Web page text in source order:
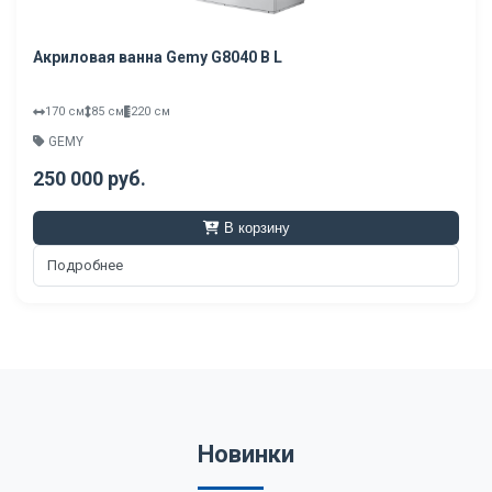
Акриловая ванна Gemy G8040 B L
170 см 85 см 220 см
GEMY
250 000 руб.
В корзину
Подробнее
Новинки